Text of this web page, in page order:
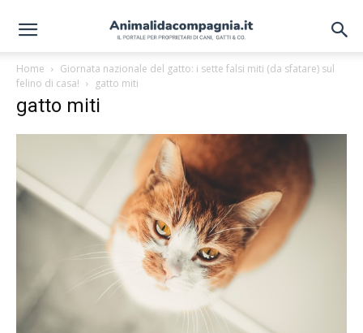
Home
Giornata nazionale del gatto: i sette falsi miti (da sfatare) sul
felino di casa!
gatto miti
gatto miti